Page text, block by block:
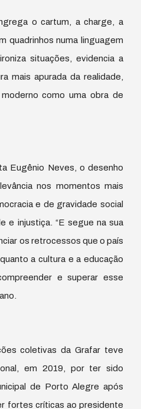
o cartum, a charge, a
quadrinhos numa linguagem
situações, evidencia a
mais apurada da realidade,
como uma obra de
Eugênio Neves, o desenho
nos momentos mais
e de gravidade social
e injustiça. “E segue na sua
os retrocessos que o país
a cultura e a educação
e superar esse
coletivas da Grafar teve
em 2019, por ter sido
de Porto Alegre após
fortes críticas ao presidente